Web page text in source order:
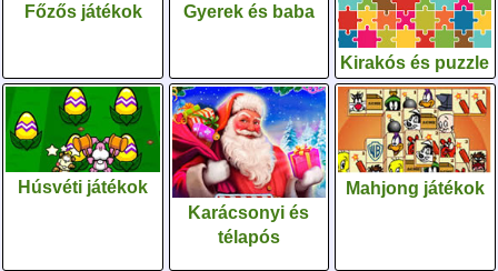
Főzős játékok Gyerek és baba
Kirakós és puzzle
Húsvéti játékok
Karácsonyi és
télapós
Mahjong játékok